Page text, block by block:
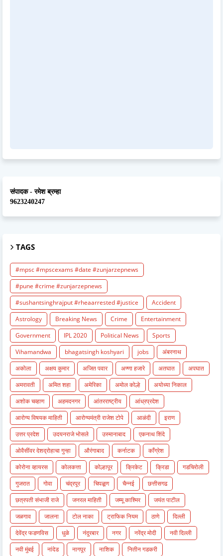
संपादक - रमेश ब्रम्हा
9623240247
TAGS
#mpsc #mpscexams #date #zunjarzepnews
#pune #crime #zunjarzepnews
#sushantsinghrajput #rheaarrested #justice
Accident
Astrology
Breaking News Crime
Entertainment
Government
IPL 2020 Political News
Sports
Vihamandwa
bhagatsingh koshyari jobs
अंबरनाथ
अकोला
अक्षय कुमार अजित पवार अण्णा हजारे अतघात
अपघात
अमरावती
अमित शहा अमेरिका अमोल कोल्हे
अयोध्या निकाल
अशोक चव्हाण
अहमदनगर आंतरराष्ट्रीय
आंध्रप्रदेश
आरोग्य विषयक माहिती
आरोग्यमंत्री राजेश टोपे आळंदी
इराण
उत्तर प्रदेश
उदयनराजे भोसले उस्मानाबाद
एकनाथ शिंदे
ओवैसींवर देशद्रोहाचा गुन्हा
औरंगाबाद कर्नाटक
काँग्रेश
कोरोना व्हायरस
कोलकत्ता कोल्हापूर क्रिकेट क्रिडा
गडचिरोली
गुजरात
गोवा चंद्रपूर चिपळूण चैन्नई
छत्तीसगढ
छत्रपती संभाजी राजे
जनरल माहिती जम्मू काश्मिर
जयंत पाटील
जळगाव
जालना टोल नाका ट्राफिक नियम ठाणे
दिल्ली
देवेंद्र फडणविस
धुळे नंदुरबार नगर नरेंद्र मोदी
नवी दिल्ली
नवी मुंबई
नांदेड नागपूर नाशिक नितीन गडकरी